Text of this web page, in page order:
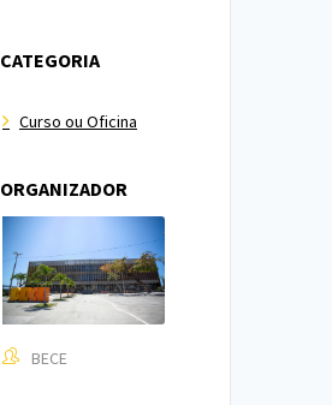
CATEGORIA
Curso ou Oficina
ORGANIZADOR
BECE